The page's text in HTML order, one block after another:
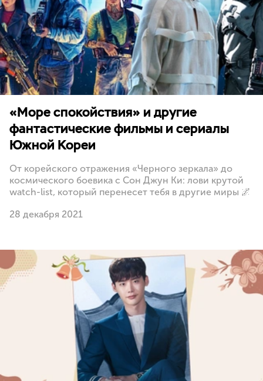
«Море спокойствия» и другие
фантастические фильмы и сериалы
Южной Кореи
От корейского отражения «Черного зеркала» до
космического боевика с Сон Джун Ки: лови крутой
watch-list, который перенесет тебя в другие миры 🌌
28 декабря 2021